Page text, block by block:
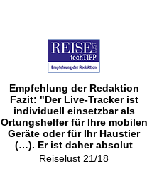
Empfehlung der Redaktion
Fazit: "Der Live-Tracker ist
individuell einsetzbar als
Ortungshelfer für Ihre mobilen
Geräte oder für Ihr Haustier
(…). Er ist daher absolut
empfehlenswert für alle, die
Reiselust 21/18